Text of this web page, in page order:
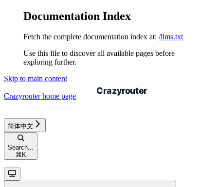
Documentation Index
Fetch the complete documentation index at: /llms.txt
Use this file to discover all available pages before
exploring further.
Skip to main content
Crazyrouterhome page
简体中文
Search...
⌘ K